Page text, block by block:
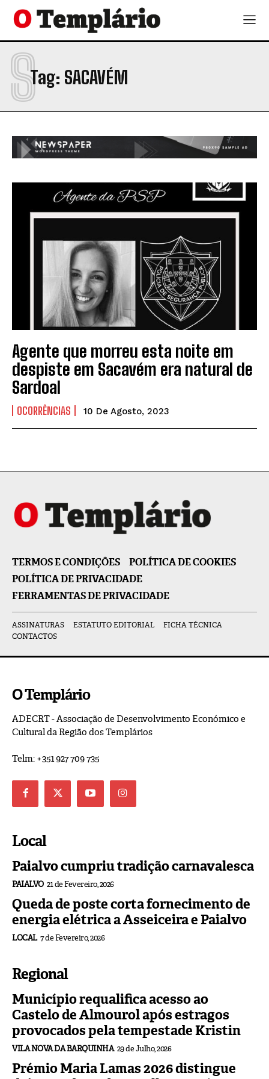
Tag: SACAVÉM
S
Agente que morreu esta noite em
despiste em Sacavém era natural de
Sardoal
OCORRÊNCIAS 10 De Agosto, 2023
TERMOS E CONDIÇÕES
POLÍTICA DE COOKIES
POLÍTICA DE PRIVACIDADE
FERRAMENTAS DE PRIVACIDADE
ASSINATURAS ESTATUTO EDITORIAL
FICHA TÉCNICA
CONTACTOS
O Templário
ADECRT - Associação de Desenvolvimento Económico e
Cultural da Região dos Templários
Telm: +351 927 709 735
Local
Paialvo cumpriu tradição carnavalesca
PAIALVO 21 de Fevereiro, 2026
Queda de poste corta fornecimento de
energia elétrica a Asseiceira e Paialvo
LOCAL 7 de Fevereiro, 2026
Regional
Município requalifica acesso ao
Castelo de Almourol após estragos
provocados pela tempestade Kristin
VILA NOVA DA BARQUINHA 29 de Julho, 2026
Prémio Maria Lamas 2026 distingue